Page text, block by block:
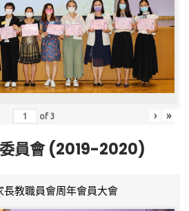
of3 › »
員會 (2019-2020)
長教職員會周年會員大會